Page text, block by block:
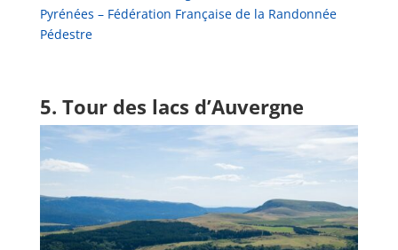
Pyrénées – Fédération Française de la Randonnée
Pédestre
5. Tour des lacs d’Auvergne